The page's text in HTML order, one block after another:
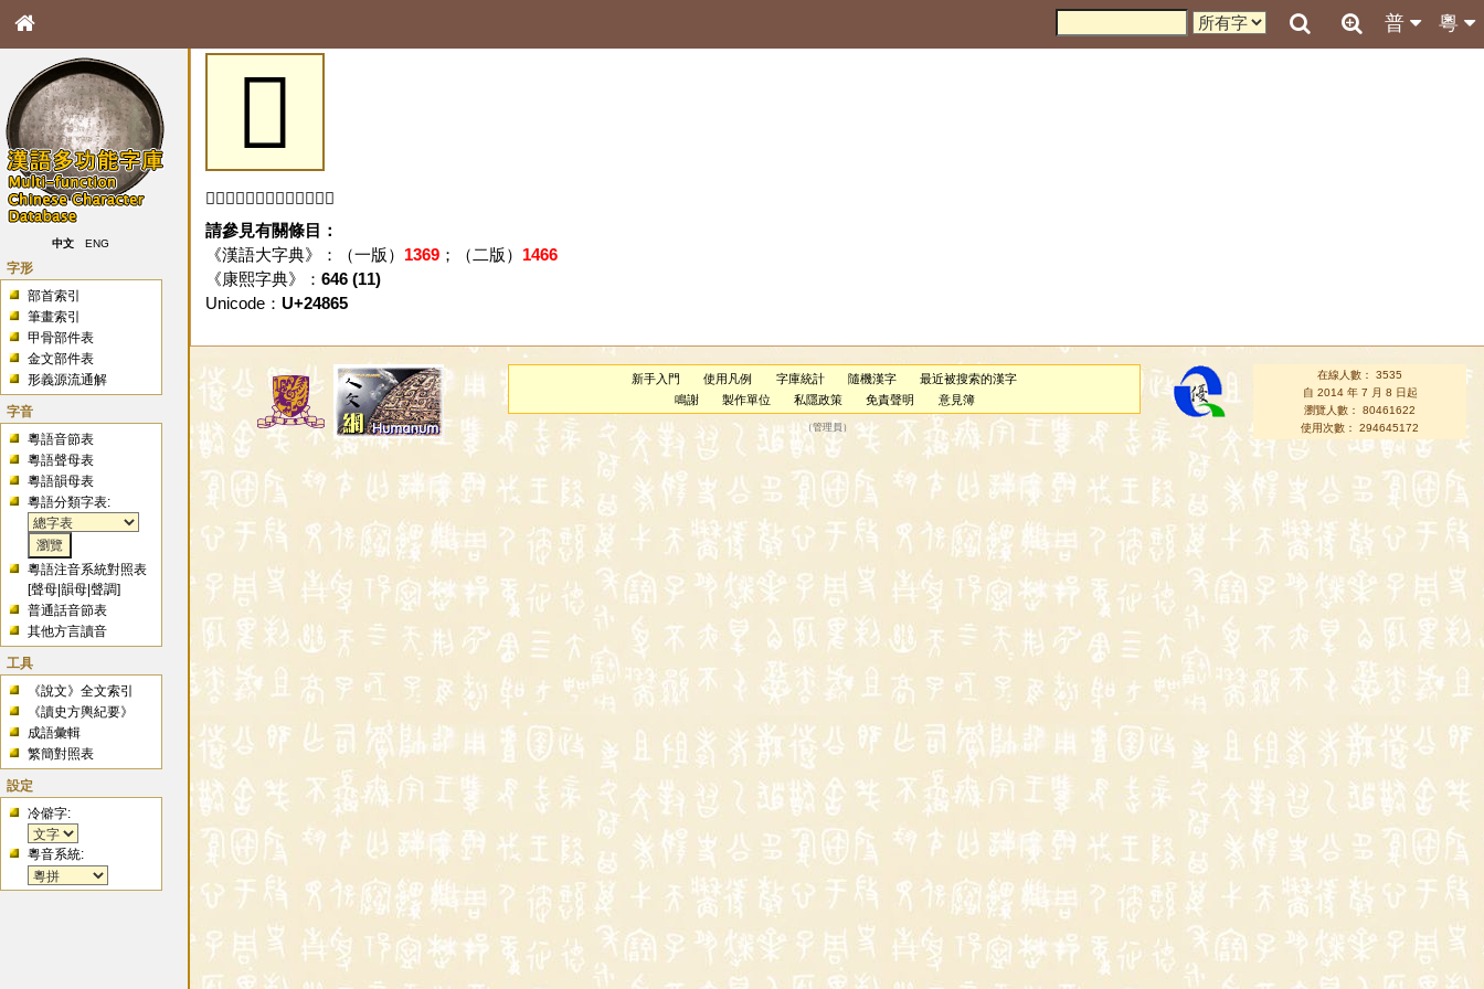
粵
普
中文 ENG
字形
部首索引
筆畫索引
甲骨部件表
金文部件表
形義源流通解
字音
粵語音節表
粵語聲母表
粵語韻母表
粵語分類字表:
粵語注音系統對照表
[聲母 |韻母 |聲調]
普通話音節表
其他方言讀音
工具
《說文》全文索引
《讀史方輿紀要》
成語彙輯
繁簡對照表
設定
冷僻字:
粵音系統:
𤡥
「𤡥」字未收錄於本資料庫。
請參見有關條目：
《漢語大字典》：（一版） 1369；（二版） 1466
《康熙字典》： 646 (11)
Unicode： U+24865
新手入門 使用凡例 字庫統計 隨機漢字
最近被搜索的漢字
鳴謝
製作單位 私隱政策 免責聲明 意見簿
（管理員 ）
在線人數： 3535
自 2014 年 7 月 8 日起
瀏覽人數： 80461622
使用次數： 294645172